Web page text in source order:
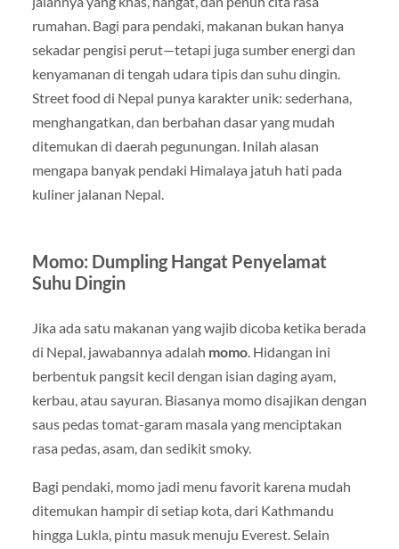
rumahan. Bagi para pendaki, makanan bukan hanya
sekadar pengisi perut—tetapi juga sumber energi dan
kenyamanan di tengah udara tipis dan suhu dingin.
Street food di Nepal punya karakter unik: sederhana,
menghangatkan, dan berbahan dasar yang mudah
ditemukan di daerah pegunungan. Inilah alasan
mengapa banyak pendaki Himalaya jatuh hati pada
kuliner jalanan Nepal.
Momo: Dumpling Hangat Penyelamat
Suhu Dingin
Jika ada satu makanan yang wajib dicoba ketika berada
di Nepal, jawabannya adalah momo. Hidangan ini
berbentuk pangsit kecil dengan isian daging ayam,
kerbau, atau sayuran. Biasanya momo disajikan dengan
saus pedas tomat-garam masala yang menciptakan
rasa pedas, asam, dan sedikit smoky.
Bagi pendaki, momo jadi menu favorit karena mudah
ditemukan hampir di setiap kota, dari Kathmandu
hingga Lukla, pintu masuk menuju Everest. Selain